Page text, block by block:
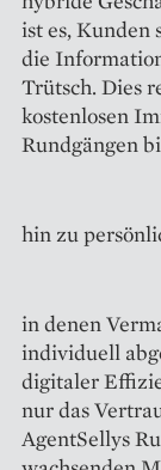
ist es, Kunden
die
Trütsch. Dies
kostenlosen
Rundgängen
hin zu
in denen
individuell
digitaler
nur das
AgentSellys